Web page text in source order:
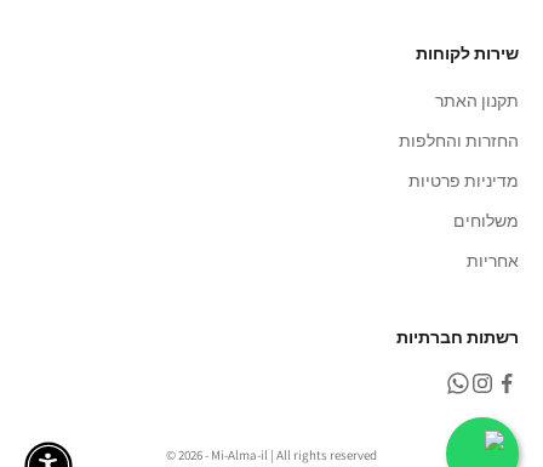
שירות לקוחות
תקנון האתר
החזרות והחלפות
מדיניות פרטיות
משלוחים
אחריות
רשתות חברתיות
© 2026 - Mi-Alma-il | All rights reserved